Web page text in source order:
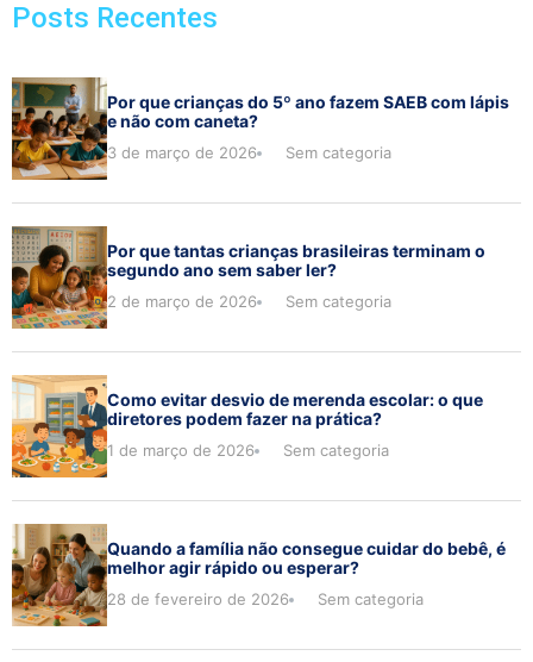
Posts Recentes
Por que crianças do 5º ano fazem SAEB com lápis
e não com caneta?
3 de março de 2026 Sem categoria
Por que tantas crianças brasileiras terminam o
segundo ano sem saber ler?
2 de março de 2026 Sem categoria
Como evitar desvio de merenda escolar: o que
diretores podem fazer na prática?
1 de março de 2026 Sem categoria
Quando a família não consegue cuidar do bebê, é
melhor agir rápido ou esperar?
28 de fevereiro de 2026 Sem categoria